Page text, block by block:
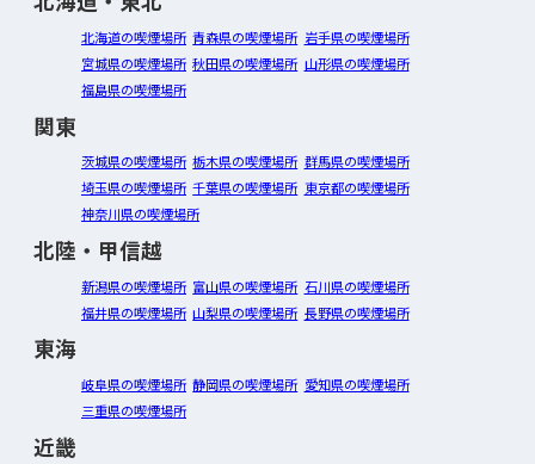
北海道の喫煙場所 青森県の喫煙場所 岩手県の喫煙場所
宮城県の喫煙場所 秋田県の喫煙場所 山形県の喫煙場所
福島県の喫煙場所
関東
茨城県の喫煙場所 栃木県の喫煙場所 群馬県の喫煙場所
埼玉県の喫煙場所 千葉県の喫煙場所 東京都の喫煙場所
神奈川県の喫煙場所
北陸・甲信越
新潟県の喫煙場所 富山県の喫煙場所 石川県の喫煙場所
福井県の喫煙場所 山梨県の喫煙場所 長野県の喫煙場所
東海
岐阜県の喫煙場所 静岡県の喫煙場所 愛知県の喫煙場所
三重県の喫煙場所
近畿